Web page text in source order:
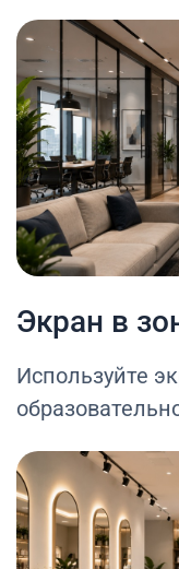
Экран в
Используйте